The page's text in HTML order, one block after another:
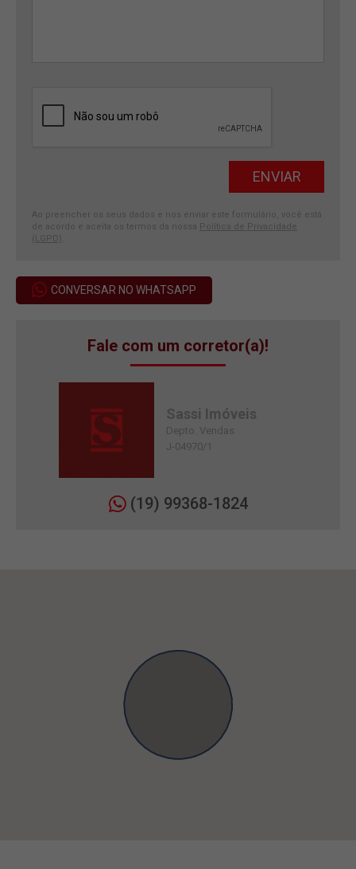
Ao preencher os seus dados e nos enviar este formulário, você está
de acordo e aceita os termos da nossa Política de Privacidade
(LGPD)
CONVERSAR NO WHATSAPP
Fale com um corretor(a)!
Sassi Imóveis
Depto. Vendas
J-04970/1
(19) 99368-1824